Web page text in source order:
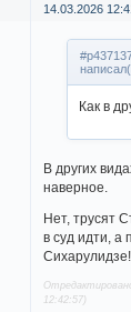
14.03.2026
Как в
В других
наверное.
Нет, трусят
в суд идти, а
Сихарулидзе!
12:42:57)